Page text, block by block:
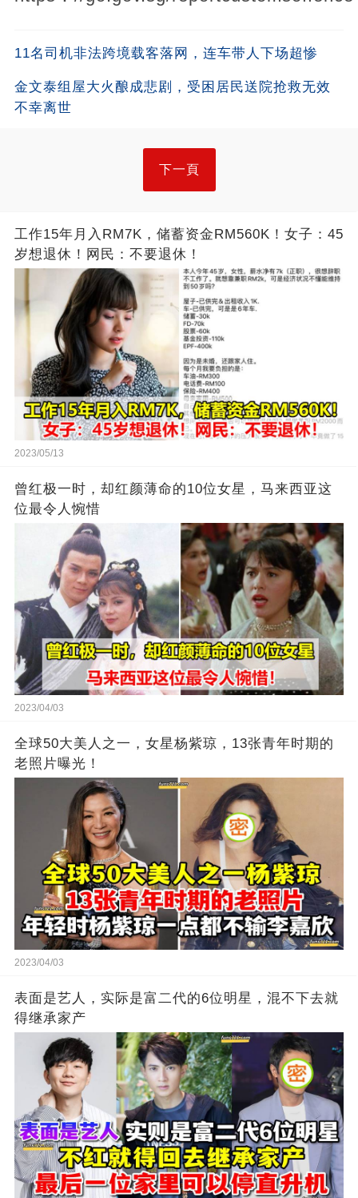
11名司机非法跨境载客落网，连车带人下场超惨
金文泰组屋大火酿成悲剧，受困居民送院抢救无效
不幸离世
下一頁
工作15年月入RM7K，储蓄资金RM560K！女子：45
岁想退休！网民：不要退休！
2023/05/13
曾红极一时，却红颜薄命的10位女星，马来西亚这
位最令人惋惜
2023/04/03
全球50大美人之一，女星杨紫琼，13张青年时期的
老照片曝光！
2023/04/03
表面是艺人，实际是富二代的6位明星，混不下去就
得继承家产